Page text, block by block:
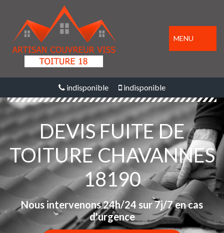
MENU
indisponible indisponible
DEVIS FUITE DE
TOITURE CHAVANNES
18190
Nous intervenons 24h/24 sur 7j/7 en cas
d'urgence